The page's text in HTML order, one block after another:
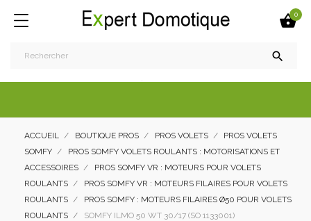
0

ACCUEIL BOUTIQUE PROS PROS VOLETS
PROS VOLETS
SOMFY
PROS SOMFY VOLETS ROULANTS : MOTORISATIONS ET
ACCESSOIRES
PROS SOMFY VR : MOTEURS POUR VOLETS
ROULANTS
PROS SOMFY VR : MOTEURS FILAIRES POUR VOLETS
ROULANTS
PROS SOMFY : MOTEURS FILAIRES Ø50 POUR VOLETS
ROULANTS
SOMFY ILMO 50 WT 30/17 (SO 1133001)